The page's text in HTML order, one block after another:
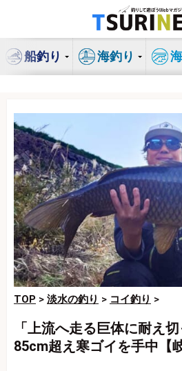
ン
船釣り 海釣り
TOP > 淡水の釣り > コイ釣り >
「上流へ走る巨体に耐え
85cm超え寒ゴイを手中【